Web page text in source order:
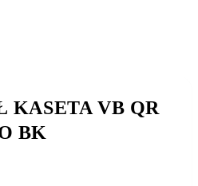
KASETA VB QR
BK